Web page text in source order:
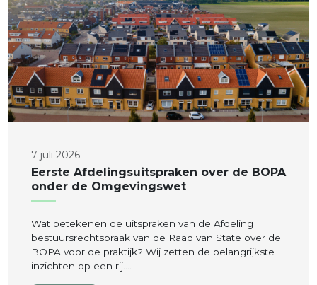
7 juli 2026
Eerste Afdelingsuitspraken over de BOPA
onder de Omgevingswet
Wat betekenen de uitspraken van de Afdeling
bestuursrechtspraak van de Raad van State over de
BOPA voor de praktijk? Wij zetten de belangrijkste
inzichten op een rij….